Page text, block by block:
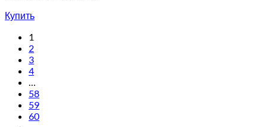
Купить
1
2
3
4
…
58
59
60